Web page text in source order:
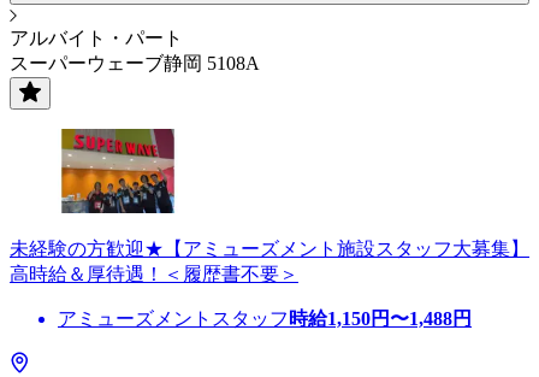
アルバイト・パート
スーパーウェーブ静岡 5108A
未経験の方歓迎★【アミューズメント施設スタッフ大募集】
高時給＆厚待遇！＜履歴書不要＞
アミューズメントスタッフ 時給1,150円〜1,488円